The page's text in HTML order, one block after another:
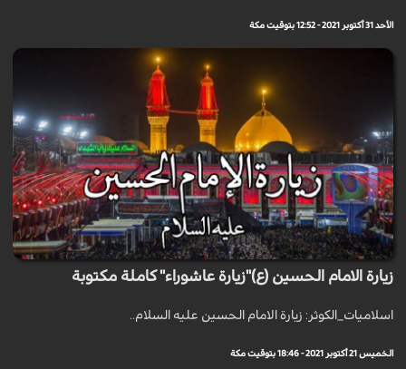
الأحد 31 أكتوبر 2021 - 12:52 بتوقيت مكة
زيارة الامام الحسين (ع)"زيارة عاشوراء" كاملة مكتوبة
اسلاميات_الكوثر: زيارة الامام الحسين عليه السلام..
الخميس 21 أكتوبر 2021 - 18:46 بتوقيت مكة